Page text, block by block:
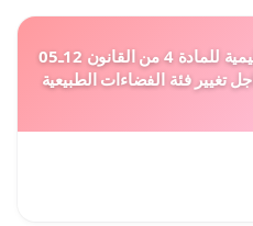
دعم ملف تفعيل النصوص التنظيمية للمادة 4 من القانون 12ـ05
تغيير فئة الفضاءات الطبيعية